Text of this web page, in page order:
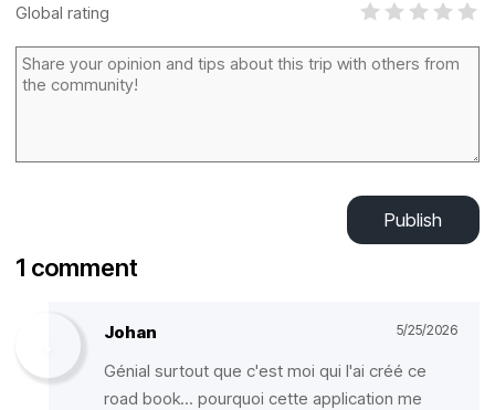
Global rating
Publish
1 comment
Johan 5/25/2026
Génial surtout que c'est moi qui l'ai créé ce
road book... pourquoi cette application me